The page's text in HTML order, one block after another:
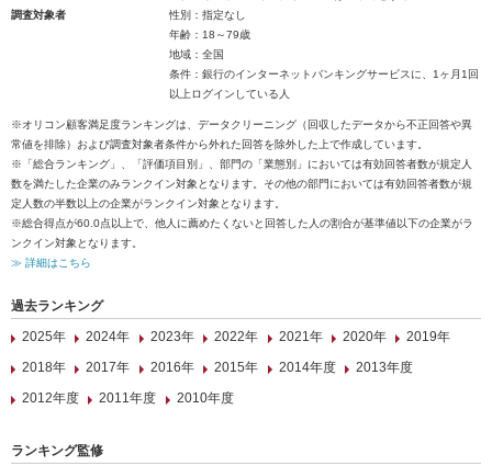
調査対象者
性別：指定なし
年齢：18～79歳
地域：全国
条件：銀行のインターネットバンキングサービスに、1ヶ月1回
以上ログインしている人
※オリコン顧客満足度ランキングは、データクリーニング（回収したデータから不正回答や異
常値を排除）および調査対象者条件から外れた回答を除外した上で作成しています。
※「総合ランキング」、「評価項目別」、部門の「業態別」においては有効回答者数が規定人
数を満たした企業のみランクイン対象となります。その他の部門においては有効回答者数が規
定人数の半数以上の企業がランクイン対象となります。
※総合得点が60.0点以上で、他人に薦めたくないと回答した人の割合が基準値以下の企業がラ
ンクイン対象となります。
≫ 詳細はこちら
過去ランキング
2025年
2024年 2023年 2022年 2021年 2020年
2019年
2018年
2017年 2016年 2015年 2014年度
2013年度
2012年度
2011年度 2010年度
ランキング監修